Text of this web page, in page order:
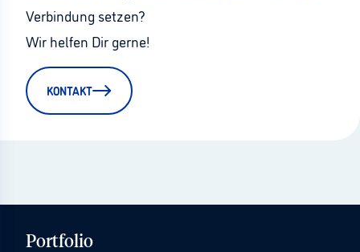
Verbindung setzen?
Wir helfen Dir gerne!
KONTAKT
Portfolio